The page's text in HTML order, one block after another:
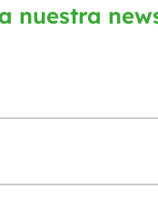
nuestra